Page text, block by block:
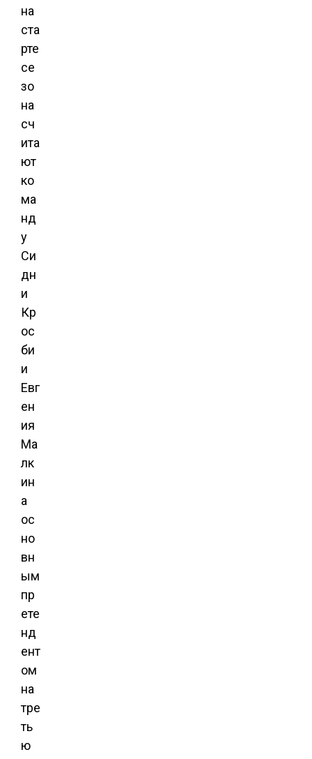
на
ста
рте
се
зо
на
сч
ита
ют
ко
ма
нд
у
Си
дн
и
Кр
ос
би
и
Евг
ен
ия
Ма
лк
ин
а
ос
но
вн
ым
пр
ете
нд
ент
ом
на
тре
ть
ю